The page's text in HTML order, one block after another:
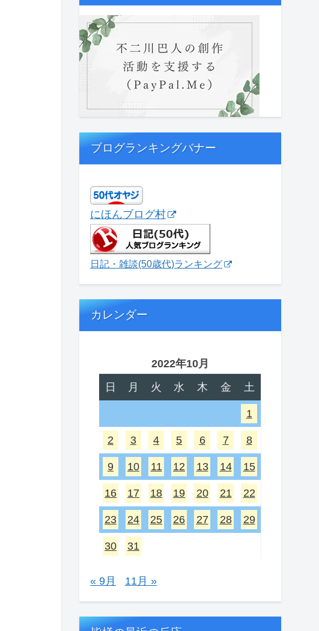
ブログランキングバナー
にほんブログ村
日記・雑談(50歳代)ランキング
カレンダー
2022年10月
日
月 火 水 木 金 土
1
2 3 4 5 6 7 8
9 10 11 12 13 14 15
16 17 18 19 20 21 22
23 24 25 26 27 28 29
30 31
« 9月 11月 »